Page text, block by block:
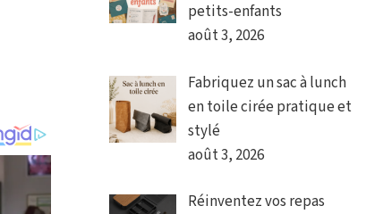
petits-enfants
août 3, 2026
Fabriquez un sac à lunch
en toile cirée pratique et
stylé
août 3, 2026
Réinventez vos repas